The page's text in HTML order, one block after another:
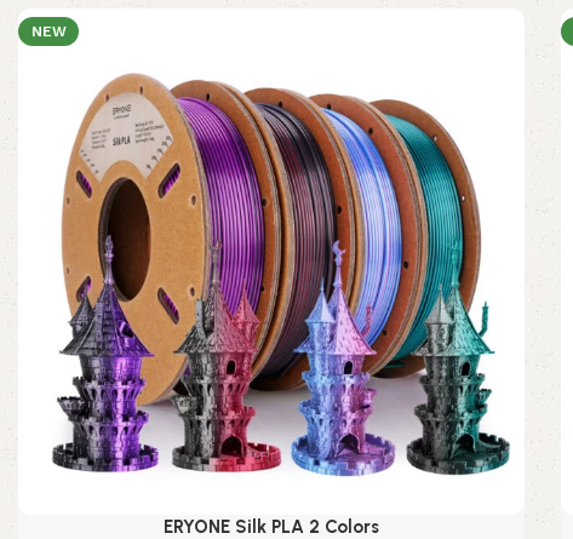
NEW
ERYONE Silk PLA 2 Colors